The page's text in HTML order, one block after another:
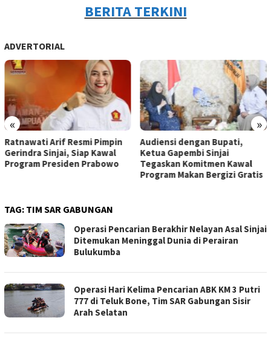
BERITA TERKINI
ADVERTORIAL
« »
Ratnawati Arif Resmi Pimpin
Gerindra Sinjai, Siap Kawal
Program Presiden Prabowo
Audiensi dengan Bupati,
Ketua Gapembi Sinjai
Tegaskan Komitmen Kawal
Program Makan Bergizi Gratis
TAG: TIM SAR GABUNGAN
Operasi Pencarian Berakhir Nelayan Asal Sinjai
Ditemukan Meninggal Dunia di Perairan
Bulukumba
Operasi Hari Kelima Pencarian ABK KM 3 Putri
777 di Teluk Bone, Tim SAR Gabungan Sisir
Arah Selatan